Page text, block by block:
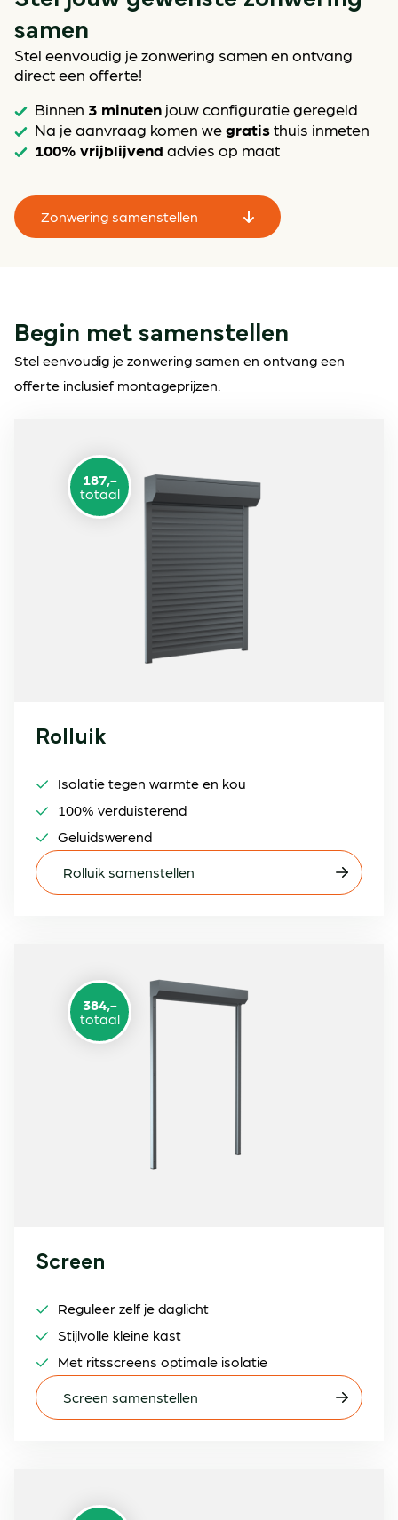
samen
Stel eenvoudig je zonwering samen en ontvang
direct een offerte!
Binnen 3 minuten jouw configuratie geregeld
Na je aanvraag komen wegratisthuis inmeten
100% vrijblijvend advies op maat
Zonwering samenstellen
Begin met samenstellen
Stel eenvoudig je zonwering samen en ontvang een
offerte inclusief montageprijzen.
totaal
187,-
Rolluik
Isolatie tegen warmte en kou
100% verduisterend
Geluidswerend
Rolluik samenstellen
totaal
384,-
Screen
Reguleer zelf je daglicht
Stijlvolle kleine kast
Met ritsscreens optimale isolatie
Screen samenstellen